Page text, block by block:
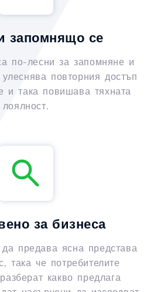
запомнящо се
по-лесни за запомняне и
повторния достъп
и така повишава тяхната
лоялност.
за бизнеса
предава ясна представа
така че потребителите
какво предлага